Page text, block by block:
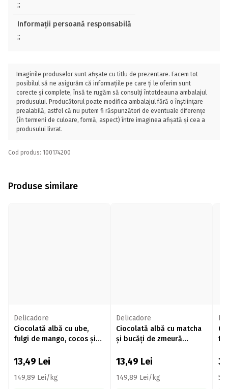
;;
Informații persoană responsabilă
;;
Imaginile produselor sunt afișate cu titlu de prezentare. Facem tot
posibilul să ne asigurăm că informațiile pe care ți le oferim sunt
corecte și complete, însă te rugăm să consulți întotdeauna ambalajul
produsului. Producătorul poate modifica ambalajul fără o înștiințare
prealabilă, astfel că nu putem fi răspunzători de eventuale diferențe
(în termeni de culoare, formă, aspect) între imaginea afișată și cea a
produsului livrat.
Cod produs: 100174200
Produse similare
Delicadore
Ciocolată albă cu ube,
fulgi de mango, cocos și
13,49 Lei
149,89 Lei/kg
Delicadore
Ciocolată albă cu matcha
și bucăți de zmeură
13,49 Lei
149,89 Lei/kg